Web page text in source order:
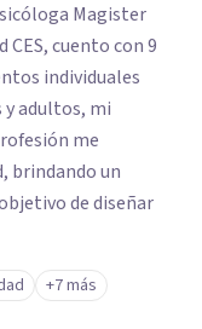
Magister
cuento con 9
individuales
adultos, mi
me
brindando un
de diseñar
+7 más